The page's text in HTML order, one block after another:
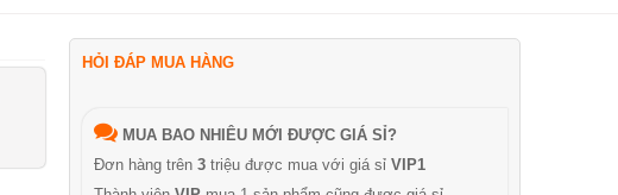
HỎI ĐÁP MUA HÀNG
MUA BAO NHIÊU MỚI ĐƯỢC GIÁ SỈ?
Đơn hàng trên 3 triệu được mua với giá sỉ VIP1